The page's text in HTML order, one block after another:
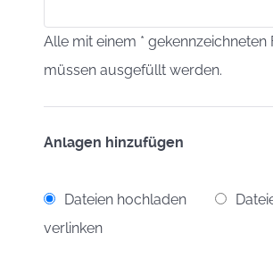
Alle mit einem * gekennzeichneten
müssen ausgefüllt werden.
Anlagen hinzufügen
Dateien hochladen
verlinken